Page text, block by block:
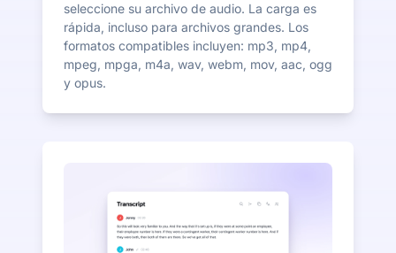
seleccione su archivo de audio. La carga es
rápida, incluso para archivos grandes. Los
formatos compatibles incluyen: mp3, mp4,
mpeg, mpga, m4a, wav, webm, mov, aac, ogg
y opus.